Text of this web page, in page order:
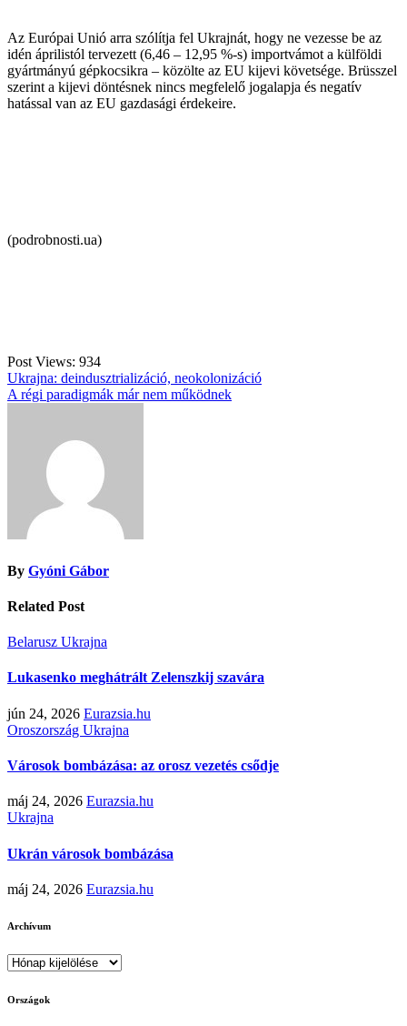
Az Európai Unió arra szólítja fel Ukrajnát, hogy ne vezesse be az
idén áprilistól tervezett (6,46 – 12,95 %-s) importvámot a külföldi
gyártmányú gépkocsikra – közölte az EU kijevi követsége. Brüsszel
szerint a kijevi döntésnek nincs megfelelő jogalapja és negatív
hatással van az EU gazdasági érdekeire.
(podrobnosti.ua)
Post Views: 934
Bejegyzés
navigáció
Ukrajna: deindusztrializáció, neokolonizáció
A régi paradigmák már nem működnek
By Gyóni Gábor
Related Post
Belarusz Ukrajna
Lukasenko meghátrált Zelenszkij szavára
jún 24, 2026 Eurazsia.hu
Oroszország Ukrajna
Városok bombázása: az orosz vezetés csődje
máj 24, 2026 Eurazsia.hu
Ukrajna
Ukrán városok bombázása
máj 24, 2026 Eurazsia.hu
Archívum
Archívum
Országok